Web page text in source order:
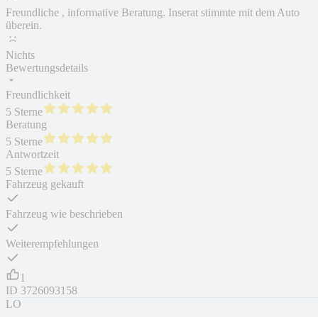
Freundliche , informative Beratung. Inserat stimmte mit dem Auto
überein.
Nichts
Bewertungsdetails
Freundlichkeit
5 Sterne
Beratung
5 Sterne
Antwortzeit
5 Sterne
Fahrzeug gekauft
Fahrzeug wie beschrieben
Weiterempfehlungen
1
ID 3726093158
LO